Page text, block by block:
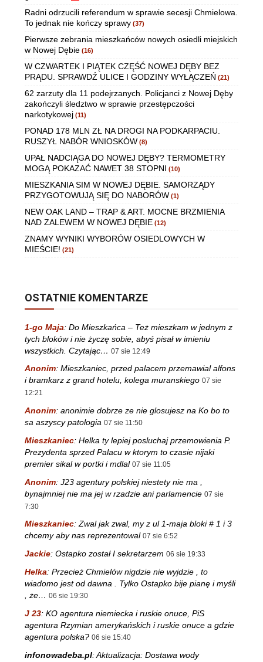
Radni odrzucili referendum w sprawie secesji Chmielowa.
To jednak nie kończy sprawy (37)
Pierwsze zebrania mieszkańców nowych osiedli miejskich
w Nowej Dębie (16)
W CZWARTEK I PIĄTEK CZĘŚĆ NOWEJ DĘBY BEZ
PRĄDU. SPRAWDŹ ULICE I GODZINY WYŁĄCZEŃ (21)
62 zarzuty dla 11 podejrzanych. Policjanci z Nowej Dęby
zakończyli śledztwo w sprawie przestępczości
narkotykowej (11)
PONAD 178 MLN ZŁ NA DROGI NA PODKARPACIU.
RUSZYŁ NABÓR WNIOSKÓW (8)
UPAŁ NADCIĄGA DO NOWEJ DĘBY? TERMOMETRY
MOGĄ POKAZAĆ NAWET 38 STOPNI (10)
MIESZKANIA SIM W NOWEJ DĘBIE. SAMORZĄDY
PRZYGOTOWUJĄ SIĘ DO NABORÓW (1)
NEW OAK LAND – TRAP & ART. MOCNE BRZMIENIA
NAD ZALEWEM W NOWEJ DĘBIE (12)
ZNAMY WYNIKI WYBORÓW OSIEDLOWYCH W
MIEŚCIE! (21)
OSTATNIE KOMENTARZE
1-go Maja: Do Mieszkańca – Też mieszkam w jednym z
tych bloków i nie życzę sobie, abyś pisał w imieniu
wszystkich. Czytając… 07 sie 12:49
Anonim: Mieszkaniec, przed palacem przemawial alfons
i bramkarz z grand hotelu, kolega muranskiego 07 sie
12:21
Anonim: anonimie dobrze ze nie glosujesz na Ko bo to
sa aszyscy patologia 07 sie 11:50
Mieszkaniec: Helka ty lepiej posluchaj przemowienia P.
Prezydenta sprzed Palacu w ktorym to czasie nijaki
premier sikal w portki i mdlal 07 sie 11:05
Anonim: J23 agentury polskiej niestety nie ma ,
bynajmniej nie ma jej w rzadzie ani parlamencie 07 sie
7:30
Mieszkaniec:Zwal jak zwal, my z ul 1-maja bloki # 1 i 3
chcemy aby nas reprezentowal 07 sie 6:52
Jackie: Ostapko został I sekretarzem 06 sie 19:33
Helka: Przecież Chmielów nigdzie nie wyjdzie , to
wiadomo jest od dawna . Tylko Ostapko bije pianę i myśli
, że… 06 sie 19:30
J 23: KO agentura niemiecka i ruskie onuce, PiS
agentura Rzymian amerykańskich i ruskie onuce a gdzie
agentura polska? 06 sie 15:40
infonowadeba.pl:Aktualizacja: Dostawa wody